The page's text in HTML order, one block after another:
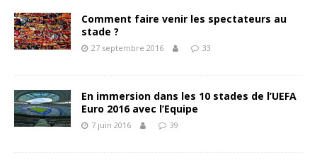
Comment faire venir les spectateurs au
stade ?
27 septembre 2016 33
En immersion dans les 10 stades de l’UEFA
Euro 2016 avec l’Equipe
7 juin 2016 39